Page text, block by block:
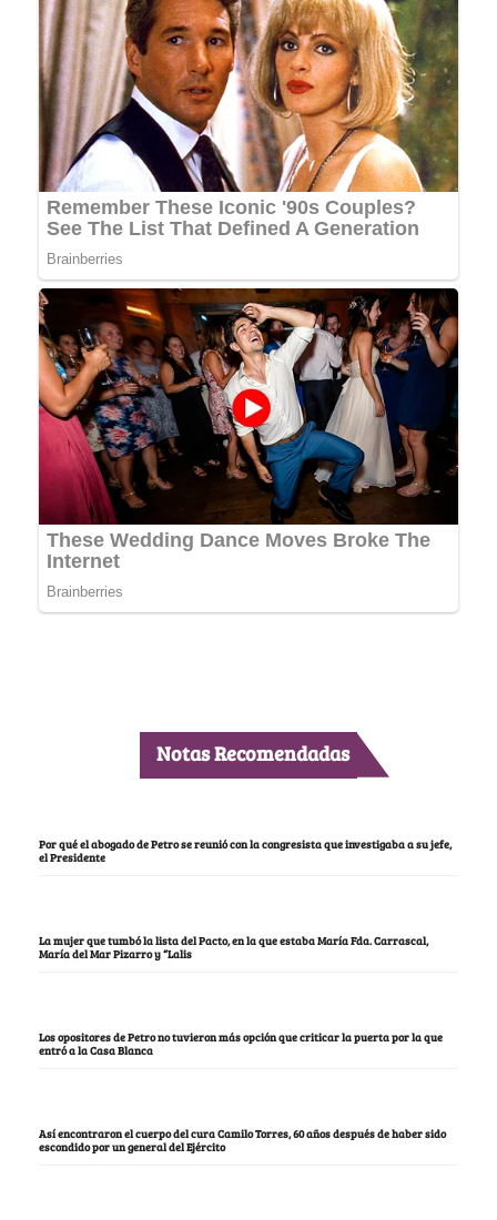
Notas Recomendadas
Por qué el abogado de Petro se reunió con la congresista que investigaba a su jefe,
el Presidente
La mujer que tumbó la lista del Pacto, en la que estaba María Fda. Carrascal,
María del Mar Pizarro y “Lalis
Los opositores de Petro no tuvieron más opción que criticar la puerta por la que
entró a la Casa Blanca
Así encontraron el cuerpo del cura Camilo Torres, 60 años después de haber sido
escondido por un general del Ejército